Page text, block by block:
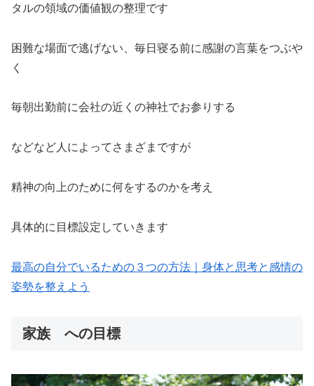
タルの領域の価値観の整理です
困難な場面で逃げない、毎日寝る前に感謝の言葉をつぶや
く
毎朝出勤前に会社の近くの神社でお参りする
などなど人によってさまざまですが
精神の向上のために何をするのかを考え
具体的に目標設定していきます
最高の自分でいるための３つの方法｜身体と思考と感情の
姿勢を整えよう
家族 への目標